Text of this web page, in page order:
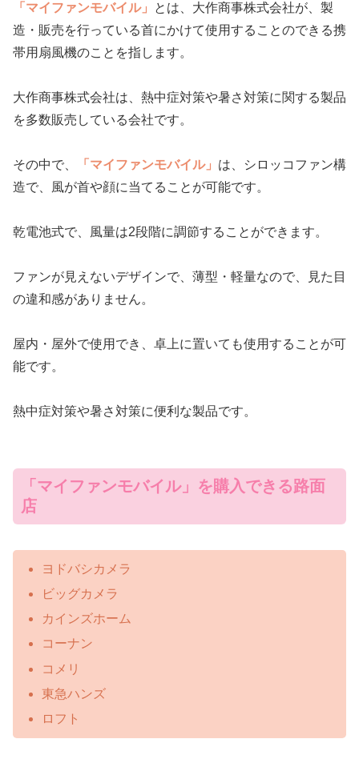
「マイファンモバイル」
とは、大作商事株式会社が、製
造・販売を行っている首にかけて使用することのできる携
帯用扇風機のことを指します。
大作商事株式会社は、熱中症対策や暑さ対策に関する製品
を多数販売している会社です。
その中で、 「マイファンモバイル」 は、シロッコファン構
造で、風が首や顔に当てることが可能です。
乾電池式で、風量は2段階に調節することができます。
ファンが見えないデザインで、薄型・軽量なので、見た目
の違和感がありません。
屋内・屋外で使用でき、卓上に置いても使用することが可
能です。
熱中症対策や暑さ対策に便利な製品です。
「マイファンモバイル」を購入できる路面
店
ヨドバシカメラ
ビッグカメラ
カインズホーム
コーナン
コメリ
東急ハンズ
ロフト